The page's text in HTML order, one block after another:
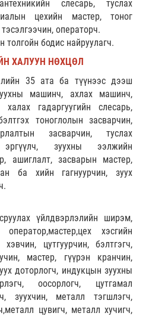
слесарь, туслах
цехийн мастер, тоног
операторч.
бодис найруулагч.
ХАЛУУН НӨХЦӨЛ
35 ата ба түүнээс дээш
машинч, ахлах машинч,
гадаргуугийн слесарь,
тоноглолын засварчин,
засварчин, туслах
зуухны ээлжийн
ашиглалт, засварын мастер,
ба хийн гагнуурчин, зуух
үйлдвэрлэлийн ширэм,
хэсгийн
хэвчин, цутгуурчин, бэлтгэгч,
мастер, гүүрэн кранчин,
доторлогч, индукцын зуухны
оосорлогч, цутгамал
зуухчин, металл тэгшлэгч,
цувигч, металл хучигч,